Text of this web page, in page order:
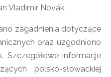
Vladimir Novák.
zagadnienia dotyczące
oraz uzgodniono
Szczegółowe informacje
polsko-słowackiej